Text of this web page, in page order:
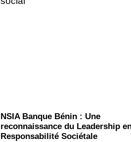
NSIA Banque Bénin : Une
reconnaissance du Leadership
Responsabilité Sociétale